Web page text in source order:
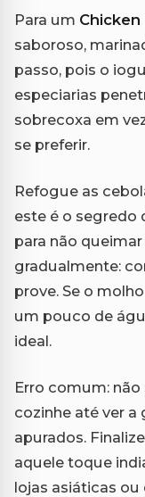
Para um Chicken
saboroso,
passo, pois o
especiarias
sobrecoxa em
se preferir.
Refogue as
este é o segredo
para não
gradualmente:
prove. Se o
um pouco de
ideal.
Erro comum: não
cozinhe até ver a
apurados.
aquele toque
lojas asiáticas ou